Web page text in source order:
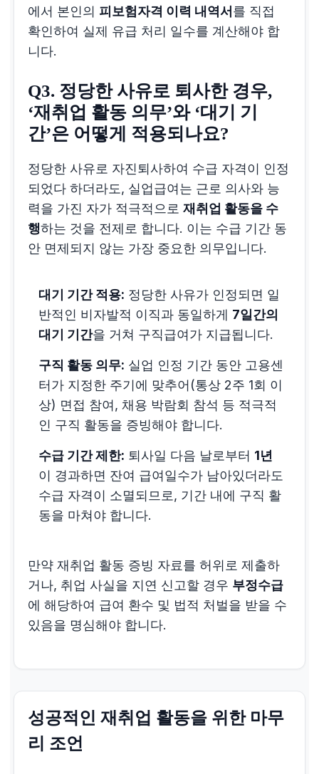
에서 본인의 피보험자격 이력 내역서 를 직접
확인하여 실제 유급 처리 일수를 계산해야 합
니다.
Q3. 정당한 사유로 퇴사한 경우,
‘재취업 활동 의무’와 ‘대기 기
간’은 어떻게 적용되나요?
정당한 사유로 자진퇴사하여 수급 자격이 인정
되었다 하더라도, 실업급여는 근로 의사와 능
력을 가진 자가 적극적으로재취업 활동을 수
행하는 것을 전제로 합니다. 이는 수급 기간 동
안 면제되지 않는 가장 중요한 의무입니다.
대기 기간 적용: 정당한 사유가 인정되면 일
반적인 비자발적 이직과 동일하게 7일간의
대기 기간을 거쳐 구직급여가 지급됩니다.
구직 활동 의무: 실업 인정 기간 동안 고용센
터가 지정한 주기에 맞추어(통상 2주 1회 이
상) 면접 참여, 채용 박람회 참석 등 적극적
인 구직 활동을 증빙해야 합니다.
수급 기간 제한: 퇴사일 다음 날로부터 1년
이 경과하면 잔여 급여일수가 남아있더라도
수급 자격이 소멸되므로, 기간 내에 구직 활
동을 마쳐야 합니다.
만약 재취업 활동 증빙 자료를 허위로 제출하
거나, 취업 사실을 지연 신고할 경우 부정수급
에 해당하여 급여 환수 및 법적 처벌을 받을 수
있음을 명심해야 합니다.
성공적인 재취업 활동을 위한 마무
리 조언